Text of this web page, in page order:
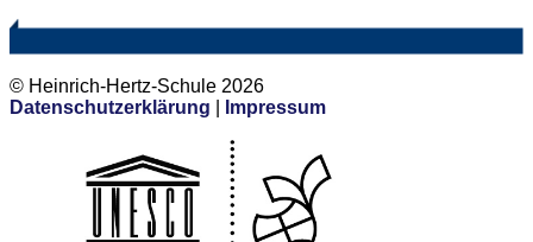
© Heinrich-Hertz-Schule 2026
Datenschutzerklärung
Impressum